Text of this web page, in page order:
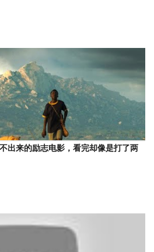
出来的励志电影，看完却像是打了两